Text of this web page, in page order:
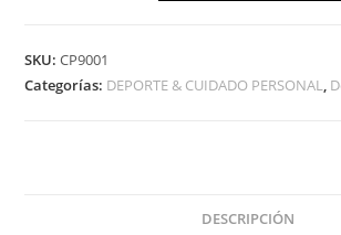
SKU:CP9001
Categorías: DEPORTE & CUIDADO PERSONAL,
DESCRIPCIÓN